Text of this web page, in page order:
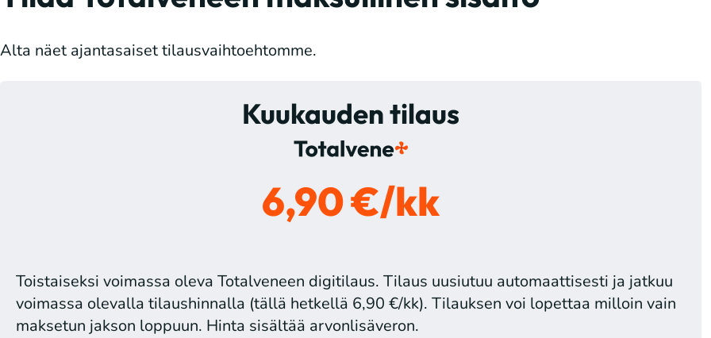
Alta näet ajantasaiset tilausvaihtoehtomme.
Kuukauden tilaus
6,90 €/kk
Toistaiseksi voimassa oleva Totalveneen digitilaus. Tilaus uusiutuu automaattisesti ja jatkuu
voimassa olevalla tilaushinnalla (tällä hetkellä 6,90 €/kk). Tilauksen voi lopettaa milloin vain
maksetun jakson loppuun. Hinta sisältää arvonlisäveron.